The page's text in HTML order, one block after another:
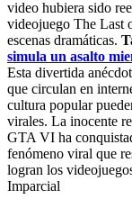
video hubiera sido
videojuego The Last
escenas dramáticas.
simula un asalto
Esta divertida
que circulan en
cultura popular
virales. La inocente
GTA VI ha
fenómeno viral que
logran los
Imparcial